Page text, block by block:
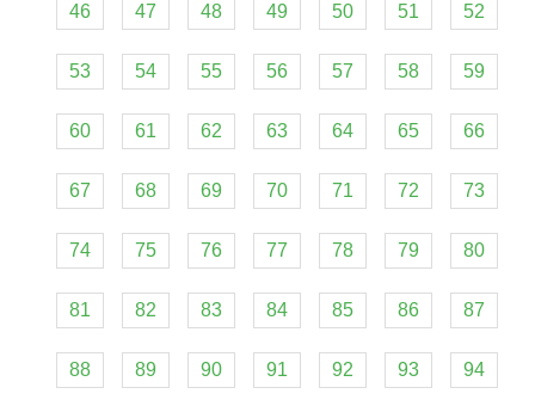
46 47 48 49 50 51 52
53 54 55 56 57 58 59
60 61 62 63 64 65 66
67 68 69 70 71 72 73
74 75 76 77 78 79 80
81 82 83 84 85 86 87
88 89 90 91 92 93 94